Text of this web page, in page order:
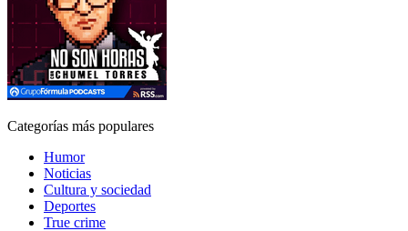
Categorías más populares
Humor
Noticias
Cultura y sociedad
Deportes
True crime